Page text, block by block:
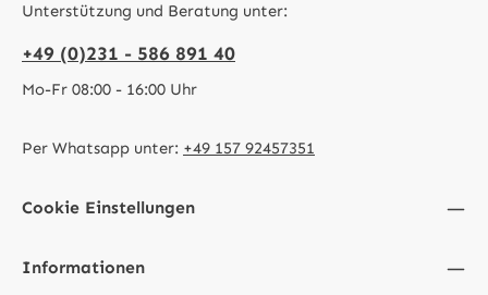
Unterstützung und Beratung unter:
+49 (0)231 - 586 891 40
Mo-Fr 08:00 - 16:00 Uhr
Per Whatsapp unter: +49 157 92457351
Cookie Einstellungen
Informationen